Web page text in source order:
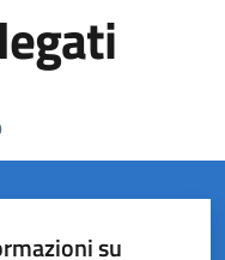
su